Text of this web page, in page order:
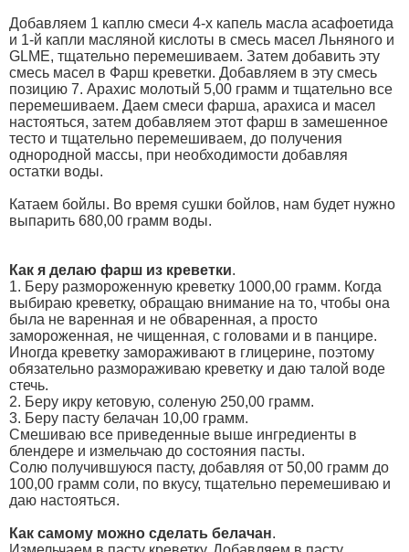
Добавляем 1 каплю смеси 4-х капель масла асафоетида
и 1-й капли масляной кислоты в смесь масел Льняного и
GLME, тщательно перемешиваем. Затем добавить эту
смесь масел в Фарш креветки. Добавляем в эту смесь
позицию 7. Арахис молотый 5,00 грамм и тщательно все
перемешиваем. Даем смеси фарша, арахиса и масел
настояться, затем добавляем этот фарш в замешенное
тесто и тщательно перемешиваем, до получения
однородной массы, при необходимости добавляя
остатки воды.
Катаем бойлы. Во время сушки бойлов, нам будет нужно
выпарить 680,00 грамм воды.
Как я делаю фарш из креветки.
1. Беру размороженную креветку 1000,00 грамм. Когда
выбираю креветку, обращаю внимание на то, чтобы она
была не варенная и не обваренная, а просто
замороженная, не чищенная, с головами и в панцире.
Иногда креветку замораживают в глицерине, поэтому
обязательно размораживаю креветку и даю талой воде
стечь.
2. Беру икру кетовую, соленую 250,00 грамм.
3. Беру пасту белачан 10,00 грамм.
Смешиваю все приведенные выше ингредиенты в
блендере и измельчаю до состояния пасты.
Солю получившуюся пасту, добавляя от 50,00 грамм до
100,00 грамм соли, по вкусу, тщательно перемешиваю и
даю настояться.
Как самому можно сделать белачан.